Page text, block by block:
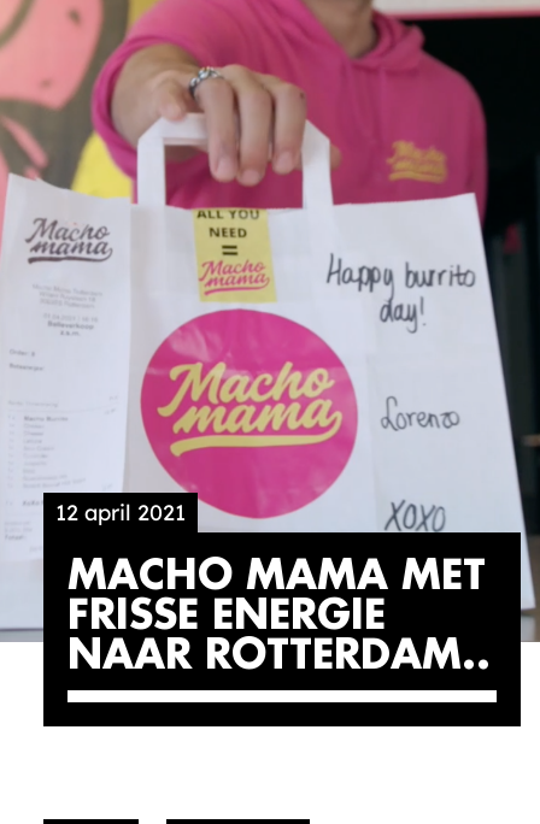
12 april 2021
MACHO MAMA MET
FRISSE ENERGIE
NAAR ROTTERDAM.